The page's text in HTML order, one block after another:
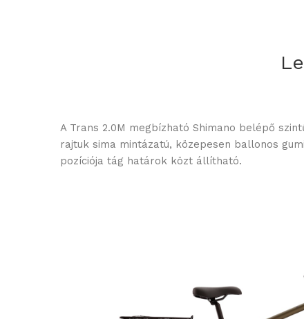
A Trans 2.0M megbízható Shimano belépő
rajtuk sima mintázatú, közepesen ballonos
pozíciója tág határok közt állítható.